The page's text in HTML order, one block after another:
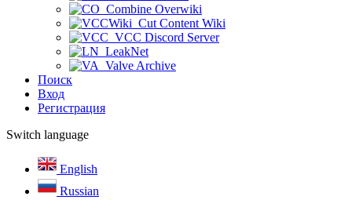
Combine Overwiki
Cut Content Wiki
VCC Discord Server
LeakNet
Valve Archive
Поиск
Вход
Регистрация
Switch language
English
Russian